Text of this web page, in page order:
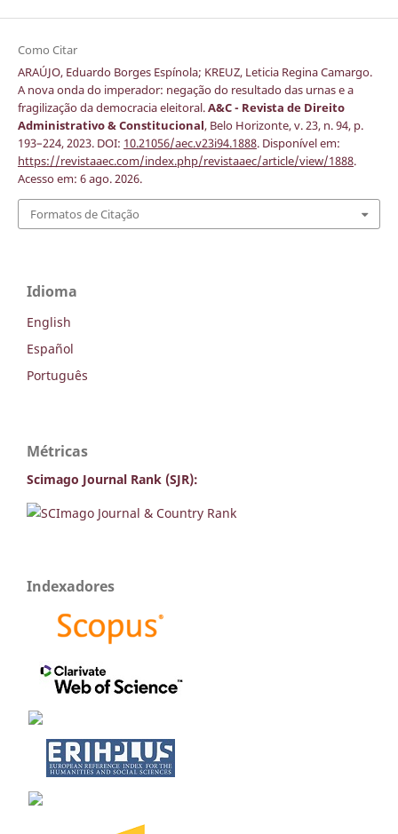
Como Citar
ARAÚJO, Eduardo Borges Espínola; KREUZ, Leticia Regina Camargo.
A nova onda do imperador: negação do resultado das urnas e a
fragilização da democracia eleitoral.A&C - Revista de Direito
Administrativo & Constitucional, Belo Horizonte, v. 23, n. 94, p.
193–224, 2023. DOI: 10.21056/aec.v23i94.1888. Disponível em:
https://revistaaec.com/index.php/revistaaec/article/view/1888.
Acesso em: 6 ago. 2026.
Formatos de Citação
Idioma
English
Español
Português
Métricas
Scimago Journal Rank (SJR):
Indexadores